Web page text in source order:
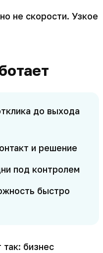
не скорости. Узкое
до выхода
и решение
под контролем
быстро
так: бизнес